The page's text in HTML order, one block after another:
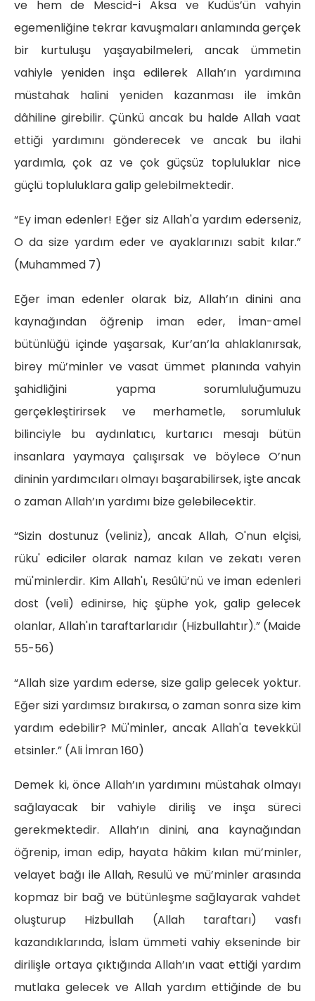
ve hem de Mescid-i Aksa ve Kudüs’ün vahyin
egemenliğine tekrar kavuşmaları anlamında gerçek
bir kurtuluşu yaşayabilmeleri, ancak ümmetin
vahiyle yeniden inşa edilerek Allah’ın yardımına
müstahak halini yeniden kazanması ile imkân
dâhiline girebilir. Çünkü ancak bu halde Allah vaat
ettiği yardımını gönderecek ve ancak bu ilahi
yardımla, çok az ve çok güçsüz topluluklar nice
güçlü topluluklara galip gelebilmektedir.
“Ey iman edenler! Eğer siz Allah'a yardım ederseniz,
O da size yardım eder ve ayaklarınızı sabit kılar.”
(Muhammed 7)
Eğer iman edenler olarak biz, Allah’ın dinini ana
kaynağından öğrenip iman eder, İman-amel
bütünlüğü içinde yaşarsak, Kur’an’la ahlaklanırsak,
birey mü’minler ve vasat ümmet planında vahyin
şahidliğini yapma sorumluluğumuzu
gerçekleştirirsek ve merhametle, sorumluluk
bilinciyle bu aydınlatıcı, kurtarıcı mesajı bütün
insanlara yaymaya çalışırsak ve böylece O’nun
dininin yardımcıları olmayı başarabilirsek, işte ancak
o zaman Allah’ın yardımı bize gelebilecektir.
“Sizin dostunuz (veliniz), ancak Allah, O'nun elçisi,
rüku' ediciler olarak namaz kılan ve zekatı veren
mü'minlerdir. Kim Allah'ı, Resûlü’nü ve iman edenleri
dost (veli) edinirse, hiç şüphe yok, galip gelecek
olanlar, Allah'ın taraftarlarıdır (Hizbullahtır).” (Maide
55-56)
“Allah size yardım ederse, size galip gelecek yoktur.
Eğer sizi yardımsız bırakırsa, o zaman sonra size kim
yardım edebilir? Mü'minler, ancak Allah'a tevekkül
etsinler.” (Ali İmran 160)
Demek ki, önce Allah’ın yardımını müstahak olmayı
sağlayacak bir vahiyle diriliş ve inşa süreci
gerekmektedir. Allah’ın dinini, ana kaynağından
öğrenip, iman edip, hayata hâkim kılan mü’minler,
velayet bağı ile Allah, Resulü ve mü’minler arasında
kopmaz bir bağ ve bütünleşme sağlayarak vahdet
oluşturup Hizbullah (Allah taraftarı) vasfı
kazandıklarında, İslam ümmeti vahiy ekseninde bir
dirilişle ortaya çıktığında Allah’ın vaat ettiği yardım
mutlaka gelecek ve Allah yardım ettiğinde de bu